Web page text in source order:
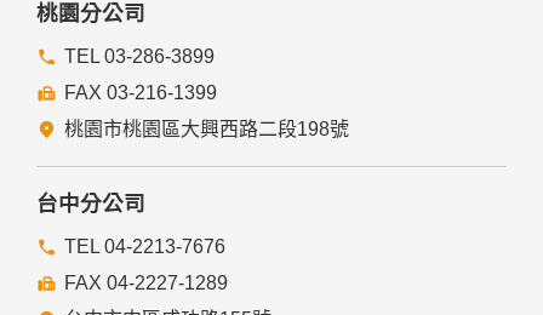
桃園分公司
TEL 03-286-3899
FAX 03-216-1399
桃園市桃園區大興西路二段198號
台中分公司
TEL 04-2213-7676
FAX 04-2227-1289